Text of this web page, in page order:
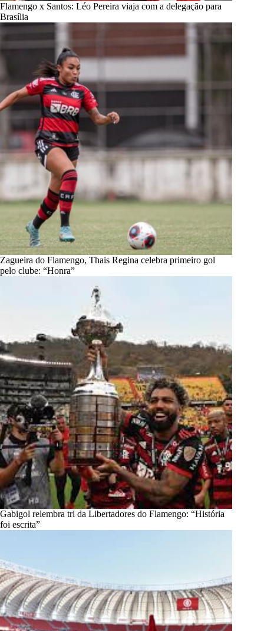
Flamengo x Santos: Léo Pereira viaja com a delegação para
Brasília
Zagueira do Flamengo, Thais Regina celebra primeiro gol
pelo clube: “Honra”
Gabigol relembra tri da Libertadores do Flamengo: “História
foi escrita”